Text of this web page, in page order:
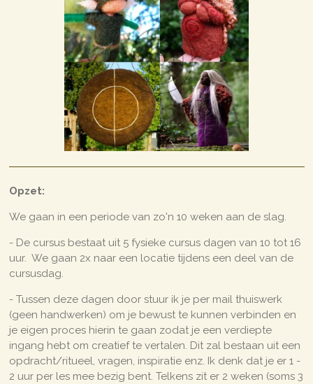
Opzet:
We gaan in een periode van zo'n 10 weken aan de slag.
- De cursus bestaat uit 5 fysieke cursus dagen van 10 tot 16
uur. We gaan 2x naar een locatie tijdens een deel van de
cursusdag.
- Tussen deze dagen door stuur ik je per mail thuiswerk
(geen handwerken) om je bewust te kunnen verbinden en
je eigen proces hierin te gaan zodat je een verdiepte
ingang hebt om creatief te vertalen. Dit zal bestaan uit een
opdracht/ritueel, vragen, inspiratie enz. Ik denk dat je er 1 -
2 uur per les mee bezig bent. Telkens zit er 2 weken (soms 3